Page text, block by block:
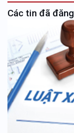
Các tin đã đăng